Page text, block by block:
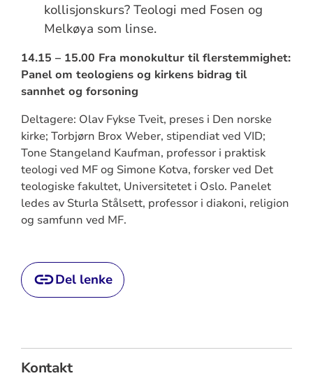
kollisjonskurs? Teologi med Fosen og
Melkøya som linse.
14.15 – 15.00 Fra monokultur til flerstemmighet:
Panel om teologiens og kirkens bidrag til
sannhet og forsoning
Deltagere: Olav Fykse Tveit, preses i Den norske
kirke; Torbjørn Brox Weber, stipendiat ved VID;
Tone Stangeland Kaufman, professor i praktisk
teologi ved MF og Simone Kotva, forsker ved Det
teologiske fakultet, Universitetet i Oslo. Panelet
ledes av Sturla Stålsett, professor i diakoni, religion
og samfunn ved MF.
Del lenke
Kontakt